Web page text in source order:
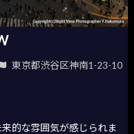
東京都渋谷区神南1-23-10
的な雰囲気が感じられま